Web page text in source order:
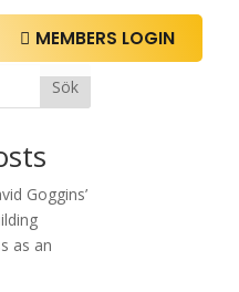
 MEMBERS LOGIN
Sök
Goggins’
as an